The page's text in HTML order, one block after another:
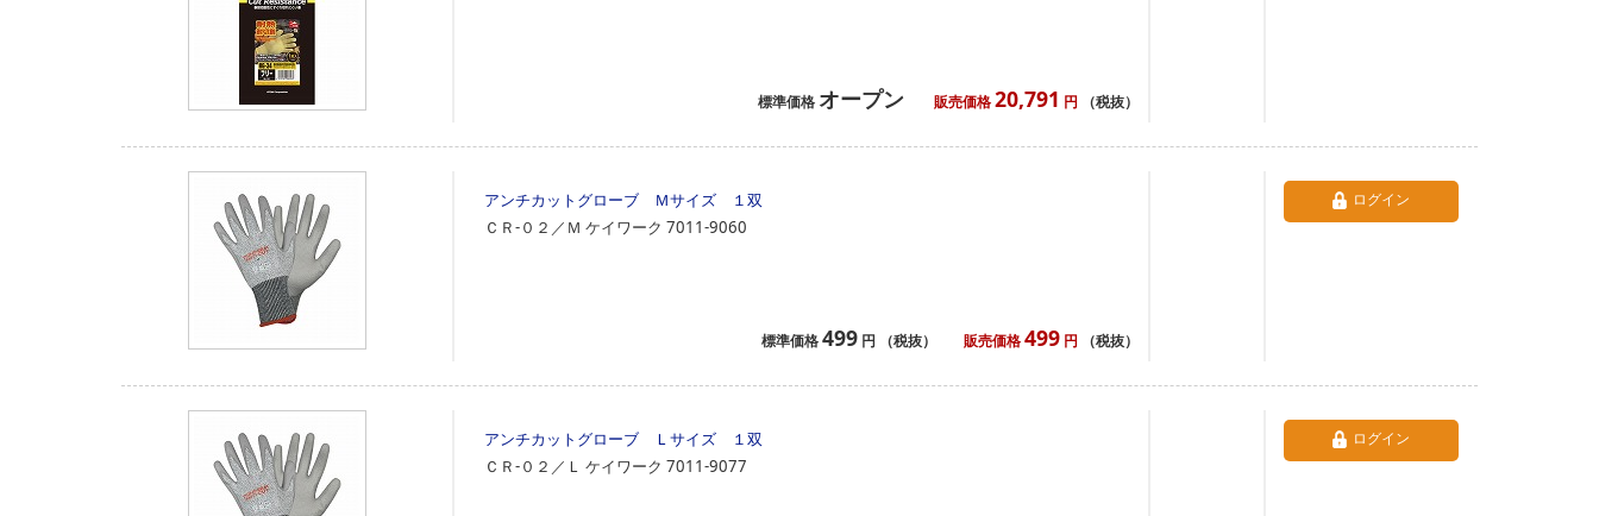
標準価格 オープン 販売価格 20,791 円 （税抜）
アンチカットグローブ Ｍサイズ １双
ＣＲ‐０２／Ｍ ケイワーク 7011-9060
標準価格 499 円 （税抜） 販売価格 499 円 （税抜）
ログイン
アンチカットグローブ Ｌサイズ １双
ＣＲ‐０２／Ｌ ケイワーク 7011-9077
ログイン